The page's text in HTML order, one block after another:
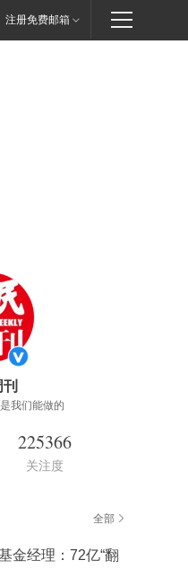
注册免费邮箱
我们能做的
225366
关注度
全部
金经理：72亿“翻